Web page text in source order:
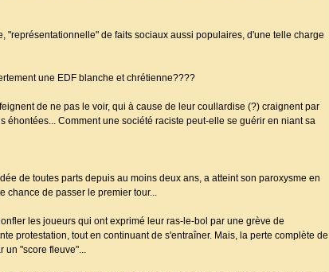
"représentationnelle" de faits sociaux aussi populaires, d'une telle charge
une EDF blanche et chrétienne????
de ne pas le voir, qui à cause de leur coullardise (?) craignent par
Comment une société raciste peut-elle se guérir en niant sa
de toutes parts depuis au moins deux ans, a atteint son paroxysme en
chance de passer le premier tour...
les joueurs qui ont exprimé leur ras-le-bol par une grève de
protestation, tout en continuant de s'entraîner. Mais, la perte complète de
un "score fleuve"...